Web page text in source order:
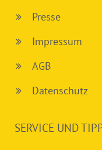
Presse
Impressum
AGB
Datenschutz
SERVICE UND